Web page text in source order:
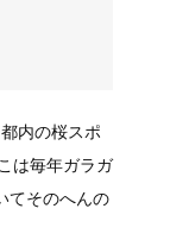
内の桜スポ
は毎年ガラガ
てそのへんの